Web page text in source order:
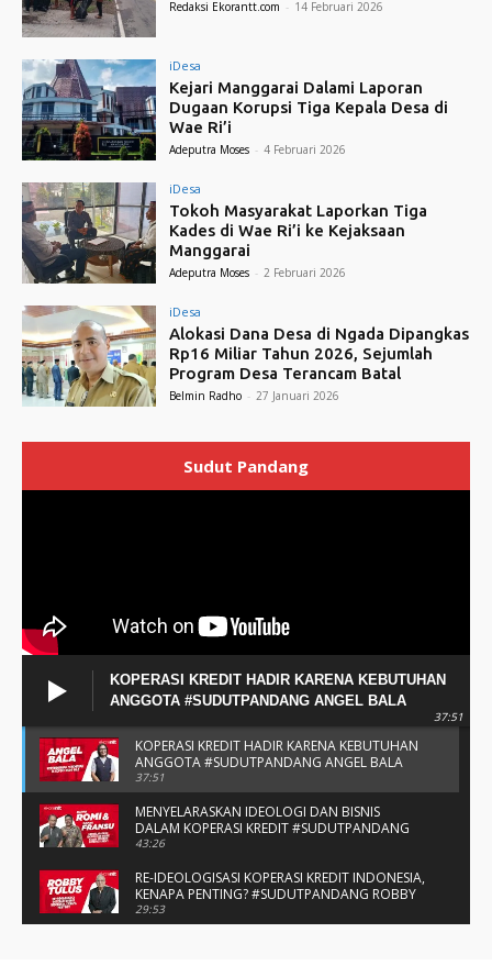
Redaksi Ekorantt.com - 14 Februari 2026
iDesa
Kejari Manggarai Dalami Laporan
Dugaan Korupsi Tiga Kepala Desa di
Wae Ri’i
Adeputra Moses - 4 Februari 2026
iDesa
Tokoh Masyarakat Laporkan Tiga
Kades di Wae Ri’i ke Kejaksaan
Manggarai
Adeputra Moses - 2 Februari 2026
iDesa
Alokasi Dana Desa di Ngada Dipangkas
Rp16 Miliar Tahun 2026, Sejumlah
Program Desa Terancam Batal
Belmin Radho - 27 Januari 2026
Sudut Pandang
KOPERASI KREDIT HADIR KARENA KEBUTUHAN
ANGGOTA #SUDUTPANDANG ANGEL BALA
37:51
KOPERASI KREDIT HADIR KARENA KEBUTUHAN
ANGGOTA #SUDUTPANDANG ANGEL BALA
37:51
MENYELARASKAN IDEOLOGI DAN BISNIS
DALAM KOPERASI KREDIT #SUDUTPANDANG
BAPAK ROMI & BAPAK FRANSU
43:26
RE-IDEOLOGISASI KOPERASI KREDIT INDONESIA,
KENAPA PENTING? #SUDUTPANDANG ROBBY
TULUS
29:53